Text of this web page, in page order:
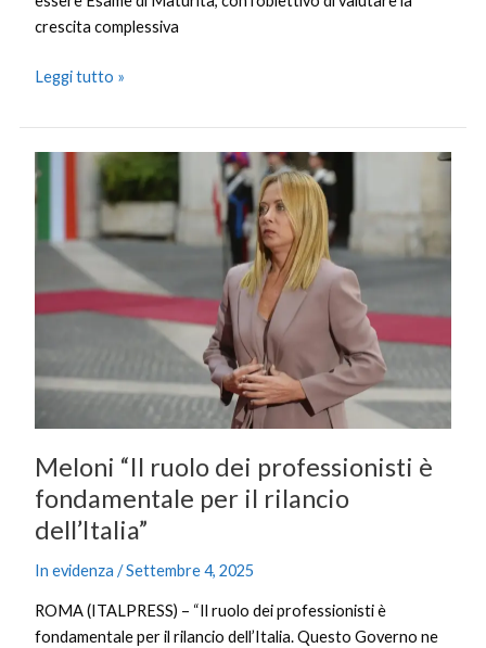
crescita complessiva
Leggi tutto »
Meloni “Il ruolo dei professionisti è
fondamentale per il rilancio
dell’Italia”
In evidenza /Settembre 4, 2025
ROMA (ITALPRESS) – “Il ruolo dei professionisti è
fondamentale per il rilancio dell’Italia. Questo Governo ne
“Il
dei
professionisti
è
fondamentale
rilancio